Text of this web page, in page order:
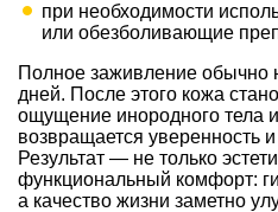
при необходимости
или обезболивающие
Полное заживление обычно
дней. После этого кожа
ощущение инородного тела
возвращается уверенность и
Результат — не только
функциональный комфорт:
а качество жизни заметно